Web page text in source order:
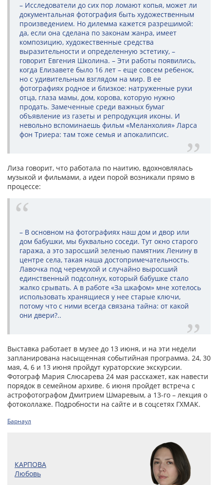
– Исследователи до сих пор ломают копья, может ли
документальная фотография быть художественным
произведением. Но дилемма кажется разрешимой:
да, если она сделана по законам жанра, имеет
композицию, художественные средства
выразительности и определенную эстетику, –
говорит Евгения Школина. – Эти работы появились,
когда Елизавете было 16 лет – еще совсем ребенок,
но с удивительным взглядом на мир. В ее
фотографиях родное и близкое: натруженные руки
отца, глаза мамы, дом, корова, которую нужно
продать. Замеченные среди важных бумаг
объявление из газеты и репродукция иконы. И
невольно вспоминаешь фильм «Меланхолия» Ларса
фон Триера: там тоже семья и апокалипсис.
Лиза говорит, что работала по наитию, вдохновлялась
музыкой и фильмами, а идеи порой воз­никали прямо в
процессе:
– В основном на фотографиях наш дом и двор или
дом бабушки, мы буквально соседи. Тут окно старого
гаража, а это заросший зеленью памятник Ленину в
центре села, такая наша достопримечательность.
Лавочка под черемухой и случайно выросший
единственный подсолнух, который бабушке стало
жалко срывать. А в работе «За шкафом» мне хотелось
использовать хранящиеся у нее старые ключи,
потому что с ними всегда связана тайна: от какой
они двери?..
Выставка работает в музее до 13 июня, и на эти недели
запланирована насыщенная событийная программа. 24, 30
мая, 4, 6 и 13 июня пройдут кураторские экскурсии.
Фотограф Мария Слюсарева 24 мая расскажет, как навести
порядок в семейном архиве. 6 июня пройдет встреча с
астрофотографом Дмитрием Шмаревым, а 13-го – лекция о
фотоколлаже. Подробности на сайте и в соцсетях ГХМАК.
Барнаул
КАРПОВА
Любовь